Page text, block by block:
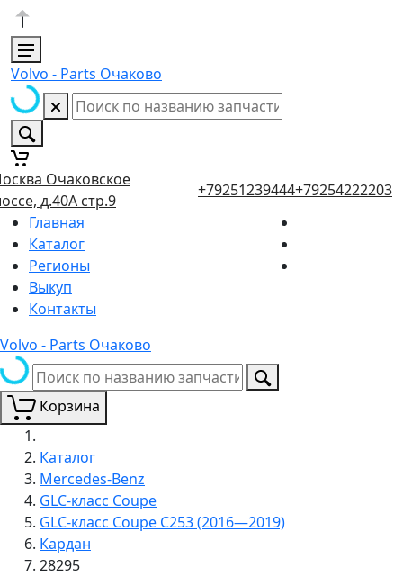
Volvo - Parts Очаково
Очаковское
д.40А стр.9
+79251239444+79254222203
Главная
Каталог
Регионы
Выкуп
Контакты
Volvo - Parts Очаково
Корзина
Каталог
Mercedes-Benz
GLC-класс Coupe
GLC-класс Coupe C253 (2016—2019)
Кардан
28295